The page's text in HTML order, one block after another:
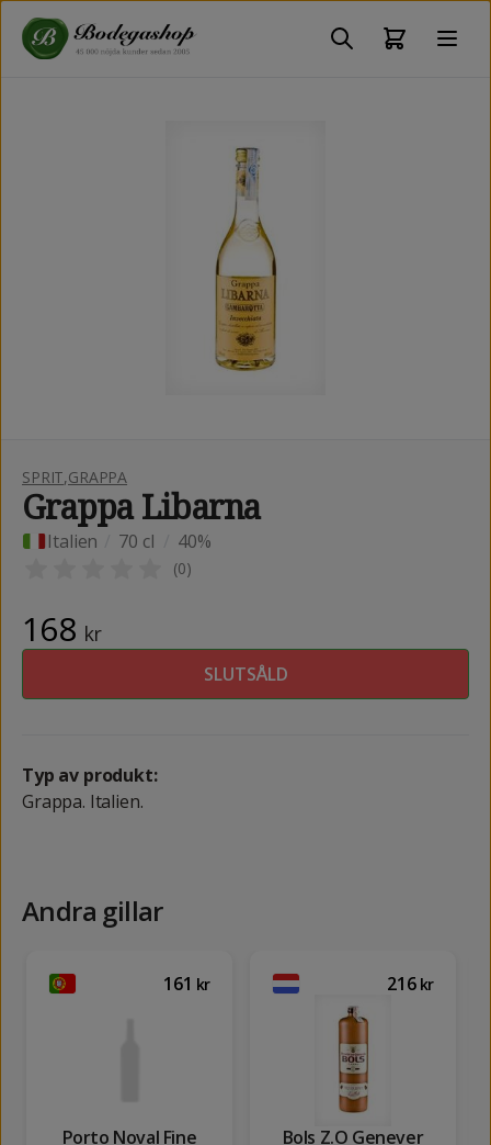
SPRIT,GRAPPA
Grappa Libarna
Italien 70 cl 40%
(0)
168 kr
SLUTSÅLD
Typ av produkt:
Grappa. Italien.
Andra gillar
161 kr
Porto Noval Fine
216 kr
Bols Z.O Genever